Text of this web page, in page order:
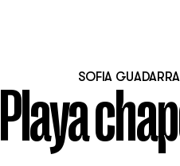
SOFIA
Playa